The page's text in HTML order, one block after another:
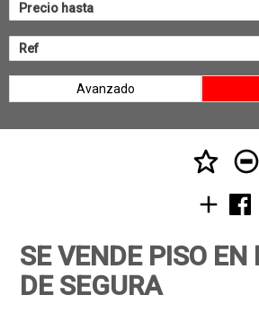
Avanzado
SE VENDE PISO
DE SEGURA